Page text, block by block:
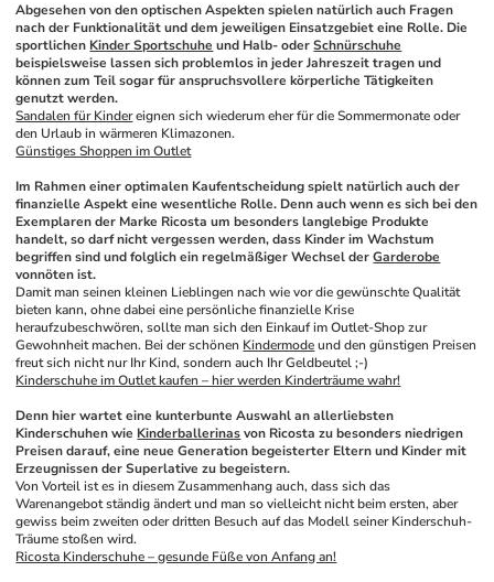
Abgesehen von den optischen Aspekten spielen natürlich auch Fragen
nach der Funktionalität und dem jeweiligen Einsatzgebiet eine Rolle. Die
sportlichen Kinder Sportschuhe und Halb- oder Schnürschuhe
beispielsweise lassen sich problemlos in jeder Jahreszeit tragen und
können zum Teil sogar für anspruchsvollere körperliche Tätigkeiten
genutzt werden.
Sandalen für Kinder eignen sich wiederum eher für die Sommermonate oder
den Urlaub in wärmeren Klimazonen.
Günstiges Shoppen im Outlet
Im Rahmen einer optimalen Kaufentscheidung spielt natürlich auch der
finanzielle Aspekt eine wesentliche Rolle. Denn auch wenn es sich bei den
Exemplaren der Marke Ricosta um besonders langlebige Produkte
handelt, so darf nicht vergessen werden, dass Kinder im Wachstum
begriffen sind und folglich ein regelmäßiger Wechsel der Garderobe
vonnöten ist.
Damit man seinen kleinen Lieblingen nach wie vor die gewünschte Qualität
bieten kann, ohne dabei eine persönliche finanzielle Krise
heraufzubeschwören, sollte man sich den Einkauf im Outlet-Shop zur
Gewohnheit machen. Bei der schönen Kindermode und den günstigen Preisen
freut sich nicht nur Ihr Kind, sondern auch Ihr Geldbeutel ;-)
Kinderschuhe im Outlet kaufen – hier werden Kinderträume wahr!
Denn hier wartet eine kunterbunte Auswahl an allerliebsten
Kinderschuhen wie Kinderballerinas von Ricosta zu besonders niedrigen
Preisen darauf, eine neue Generation begeisterter Eltern und Kinder mit
Erzeugnissen der Superlative zu begeistern.
Von Vorteil ist es in diesem Zusammenhang auch, dass sich das
Warenangebot ständig ändert und man so vielleicht nicht beim ersten, aber
gewiss beim zweiten oder dritten Besuch auf das Modell seiner Kinderschuh-
Träume stoßen wird.
Ricosta Kinderschuhe – gesunde Füße von Anfang an!